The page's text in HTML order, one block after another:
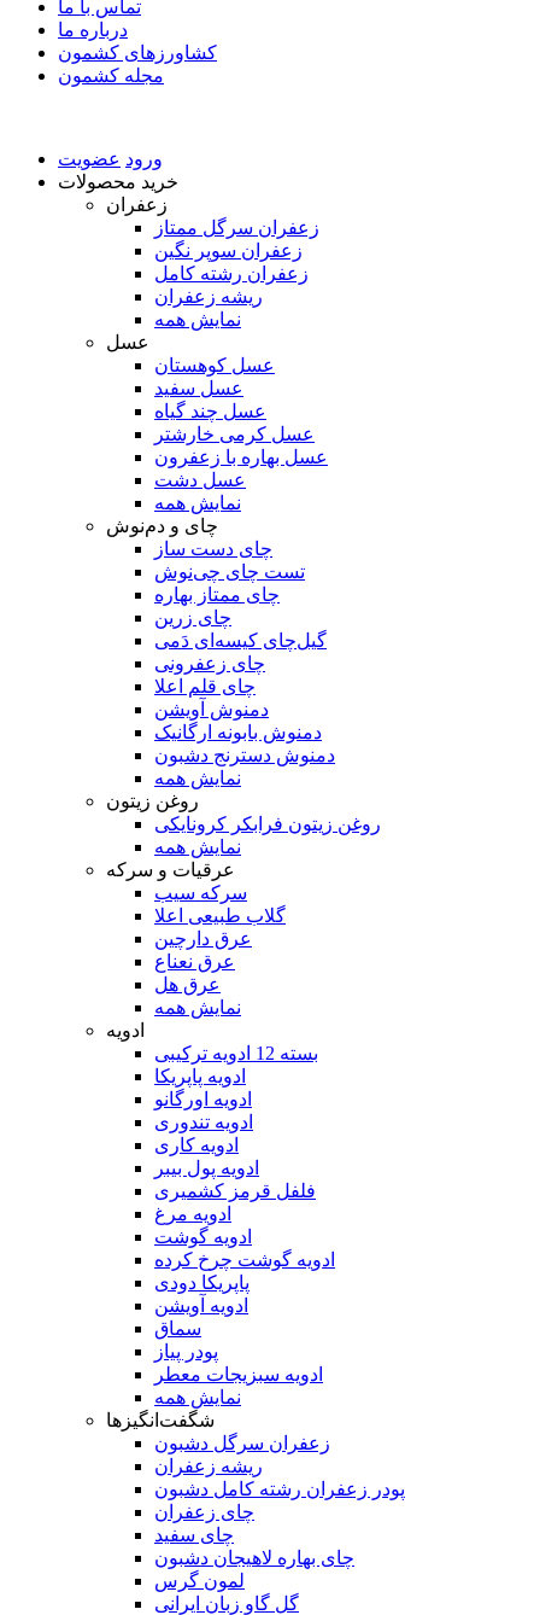
تماس با ما
درباره ما
کشاورزهای کشمون
مجله کشمون
ورود عضویت
خرید محصولات
زعفران
زعفران سرگل ممتاز
زعفران سوپر نگین
زعفران رشته کامل
ریشه زعفران
نمایش همه
عسل
عسل کوهستان
عسل سفید
عسل چند گیاه
عسل کرمی خارشتر
عسل بهاره با زعفرون
عسل دشت
نمایش همه
چای دست ساز
تست چای چی‌نوش
چای ممتاز بهاره
چای زرین
گیل‌چای کیسه‌ای دَمی
چای زعفرونی
چای قلم اعلا
دمنوش آویشن
دمنوش بابونه ارگانیک
دمنوش دسترنج دشبون
نمایش همه
روغن زیتون
روغن زیتون فرابکر کرونایکی
نمایش همه
سرکه سیب
گلاب طبیعی اعلا
عرق دارچین
عرق نعناع
عرق هل
نمایش همه
ادویه
بسته 12 ادویه ترکیبی
ادویه پاپریکا
ادویه اورگانو
ادویه تندوری
ادویه کاری
ادویه پول بیبر
فلفل قرمز کشمیری
ادویه مرغ
ادویه گوشت
ادویه گوشت چرخ کرده
پاپریکا دودی
ادویه آویشن
سماق
پودر پیاز
ادویه سبزیجات معطر
نمایش همه
شگفت‌انگیزها
زعفران سرگل دشبون
ریشه زعفران
پودر زعفران رشته کامل دشبون
چای زعفران
چای سفید
چای بهاره لاهیجان دشبون
لمون گرس
گل گاو زبان ایرانی